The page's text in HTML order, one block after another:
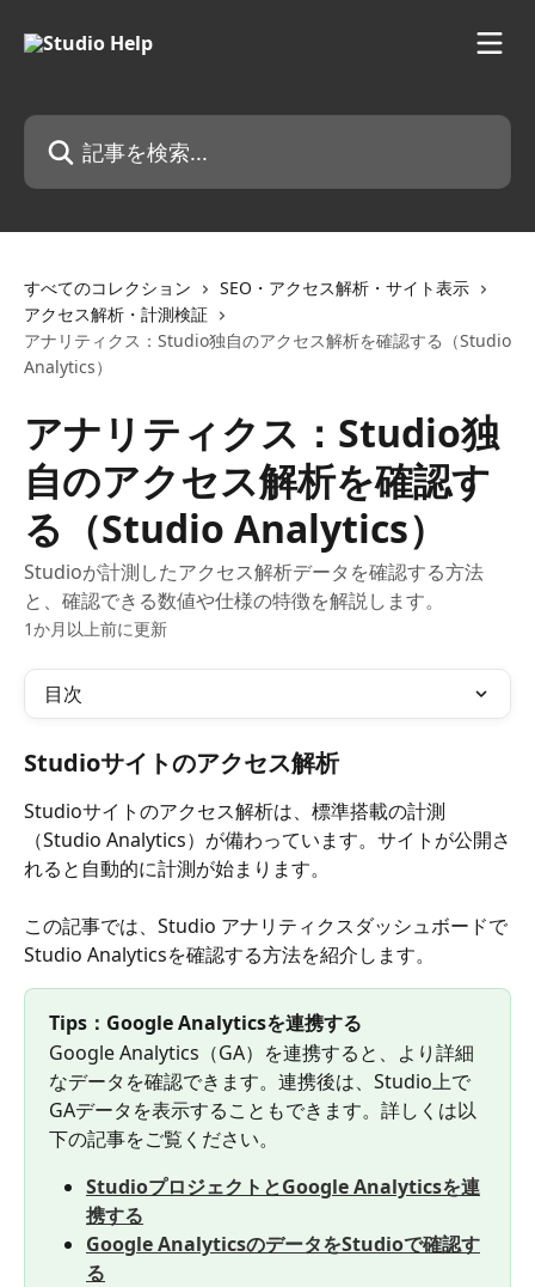
記事を検索...
すべてのコレクション
SEO・アクセス解析・サイト表示
アクセス解析・計測検証
アナリティクス：Studio独自のアクセス解析を確認する（Studio
Analytics）
アナリティクス：Studio独
自のアクセス解析を確認す
る（Studio Analytics）
Studioが計測したアクセス解析データを確認する方法
と、確認できる数値や仕様の特徴を解説します。
1か月以上前に更新
目次
Studioサイトのアクセス解析
Studioサイトのアクセス解析は、標準搭載の計測
（Studio Analytics）が備わっています。サイトが公開さ
れると自動的に計測が始まります。
この記事では、Studio アナリティクスダッシュボードで
Studio Analyticsを確認する方法を紹介します。
Tips：Google Analyticsを連携する
Google Analytics（GA）を連携すると、より詳細
なデータを確認できます。連携後は、Studio上で
GAデータを表示することもできます。詳しくは以
下の記事をご覧ください。
StudioプロジェクトとGoogle Analyticsを連
携する
Google AnalyticsのデータをStudioで確認す
る